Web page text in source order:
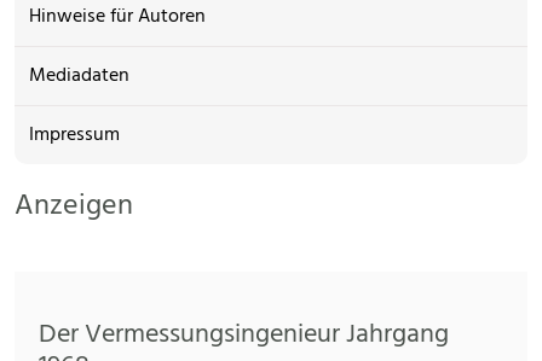
Hinweise für Autoren
Mediadaten
Impressum
Anzeigen
Der Vermessungsingenieur Jahrgang